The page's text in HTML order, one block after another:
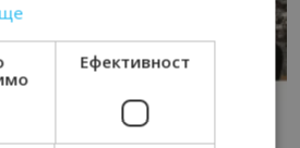
Ефективност